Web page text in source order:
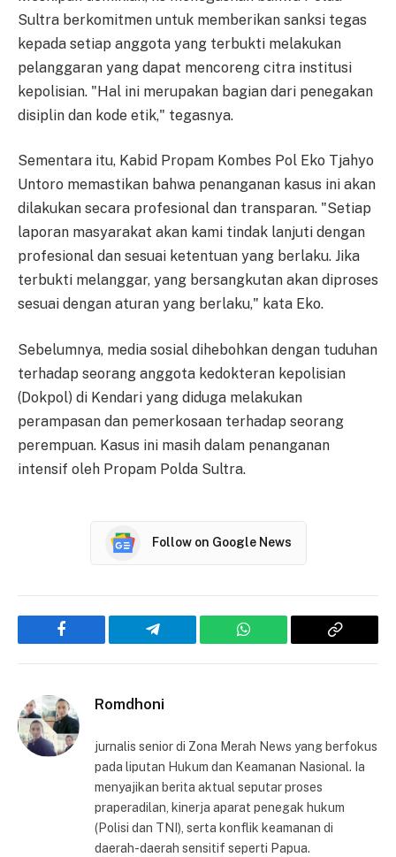
Sultra berkomitmen untuk memberikan sanksi tegas
kepada setiap anggota yang terbukti melakukan
pelanggaran yang dapat mencoreng citra institusi
kepolisian. "Hal ini merupakan bagian dari penegakan
disiplin dan kode etik," tegasnya.
Sementara itu, Kabid Propam Kombes Pol Eko Tjahyo
Untoro memastikan bahwa penanganan kasus ini akan
dilakukan secara profesional dan transparan. "Setiap
laporan masyarakat akan kami tindak lanjuti dengan
profesional dan sesuai ketentuan yang berlaku. Jika
terbukti melanggar, yang bersangkutan akan diproses
sesuai dengan aturan yang berlaku," kata Eko.
Sebelumnya, media sosial dihebohkan dengan tuduhan
terhadap seorang anggota kedokteran kepolisian
(Dokpol) di Kendari yang diduga melakukan
perampasan dan pemerkosaan terhadap seorang
perempuan. Kasus ini masih dalam penanganan
intensif oleh Propam Polda Sultra.
Follow on Google News
Facebook Telegram WhatsApp
Copy
Romdhoni
jurnalis senior di Zona Merah News yang berfokus
pada liputan Hukum dan Keamanan Nasional. Ia
menyajikan berita aktual seputar proses
praperadilan, kinerja aparat penegak hukum
(Polisi dan TNI), serta konflik keamanan di
daerah-daerah sensitif seperti Papua.